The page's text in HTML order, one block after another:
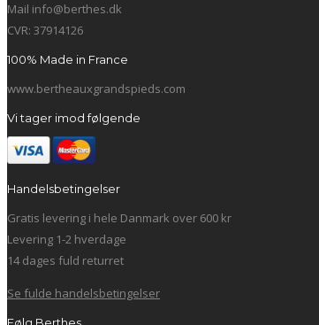
Mail info@berthes.dk
CVR: 37914126
100% Made in France
www.bertheauxgrandspieds.com
Vi tager imod følgende
Handelsbetingelser
Gratis levering i hele Danmark over 600 kr
Levering 1-2 hverdage
14 dages fuld returret
Se fulde handelsbetingelser
Følg Berthes